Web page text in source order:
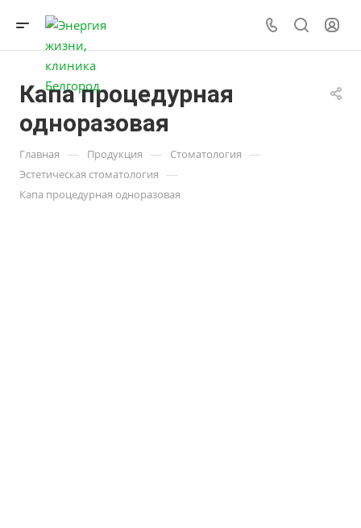
Капа процедурная
одноразовая
Главная — Продукция — Стоматология —
Эстетическая стоматология —
Капа процедурная одноразовая